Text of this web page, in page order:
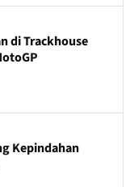
di Trackhouse
Kepindahan